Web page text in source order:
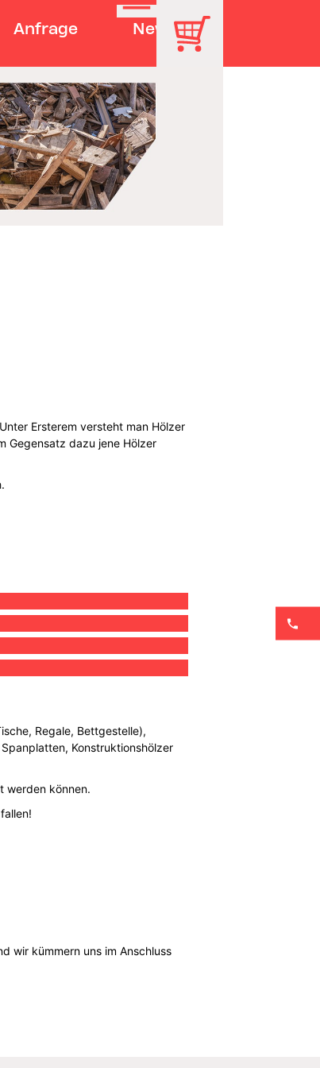
Anfrage News
Ersterem versteht man Hölzer
Gegensatz dazu jene Hölzer
Regale, Bettgestelle),
Konstruktionshölzer
werden können.
wir kümmern uns im Anschluss